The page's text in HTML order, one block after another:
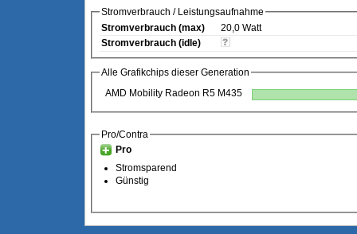
Stromverbrauch / Leistungsaufnahme
Stromverbrauch (max)
20,0 Watt
Stromverbrauch (idle)
Alle Grafikchips dieser Generation
AMD Mobility Radeon R5 M435
Pro/Contra
Pro
Stromsparend
Günstig